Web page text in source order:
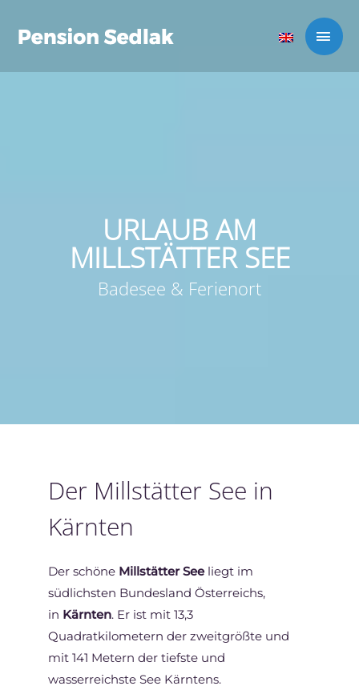
URLAUB AM
MILLSTÄTTER SEE
Badesee & Ferienort
Der Millstätter See in
Kärnten
Der schöne Millstätter Seeliegt im
südlichsten Bundesland Österreichs,
in Kärnten. Er ist mit 13,3
Quadratkilometern der zweitgrößte und
mit 141 Metern der tiefste und
wasserreichste See Kärntens.